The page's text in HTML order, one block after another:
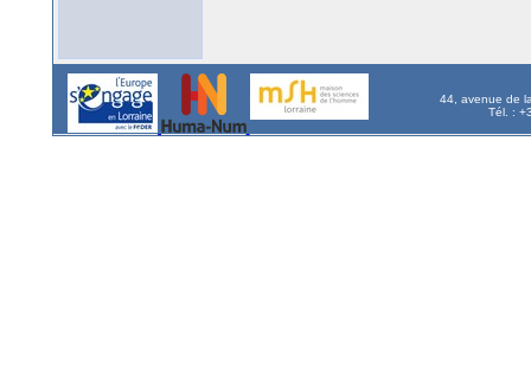
44, avenue de
Tél. :